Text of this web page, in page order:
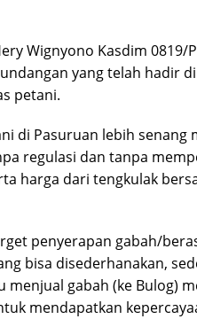
Wignyono Kasdim 0819/
yang telah hadir
petani.
di Pasuruan lebih senang
regulasi dan tanpa
harga dari tengkulak
penyerapan gabah/
bisa disederhanakan,
gabah (ke Bulog)
mendapatkan